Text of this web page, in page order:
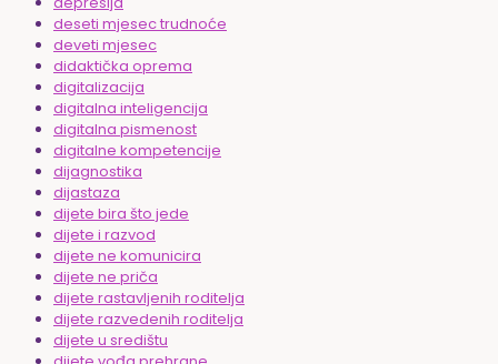
deseti mjesec trudnoće
deveti mjesec
didaktička oprema
digitalizacija
digitalna inteligencija
digitalna pismenost
digitalne kompetencije
dijagnostika
dijastaza
dijete bira što jede
dijete i razvod
dijete ne komunicira
dijete ne priča
dijete rastavljenih roditelja
dijete razvedenih roditelja
dijete u središtu